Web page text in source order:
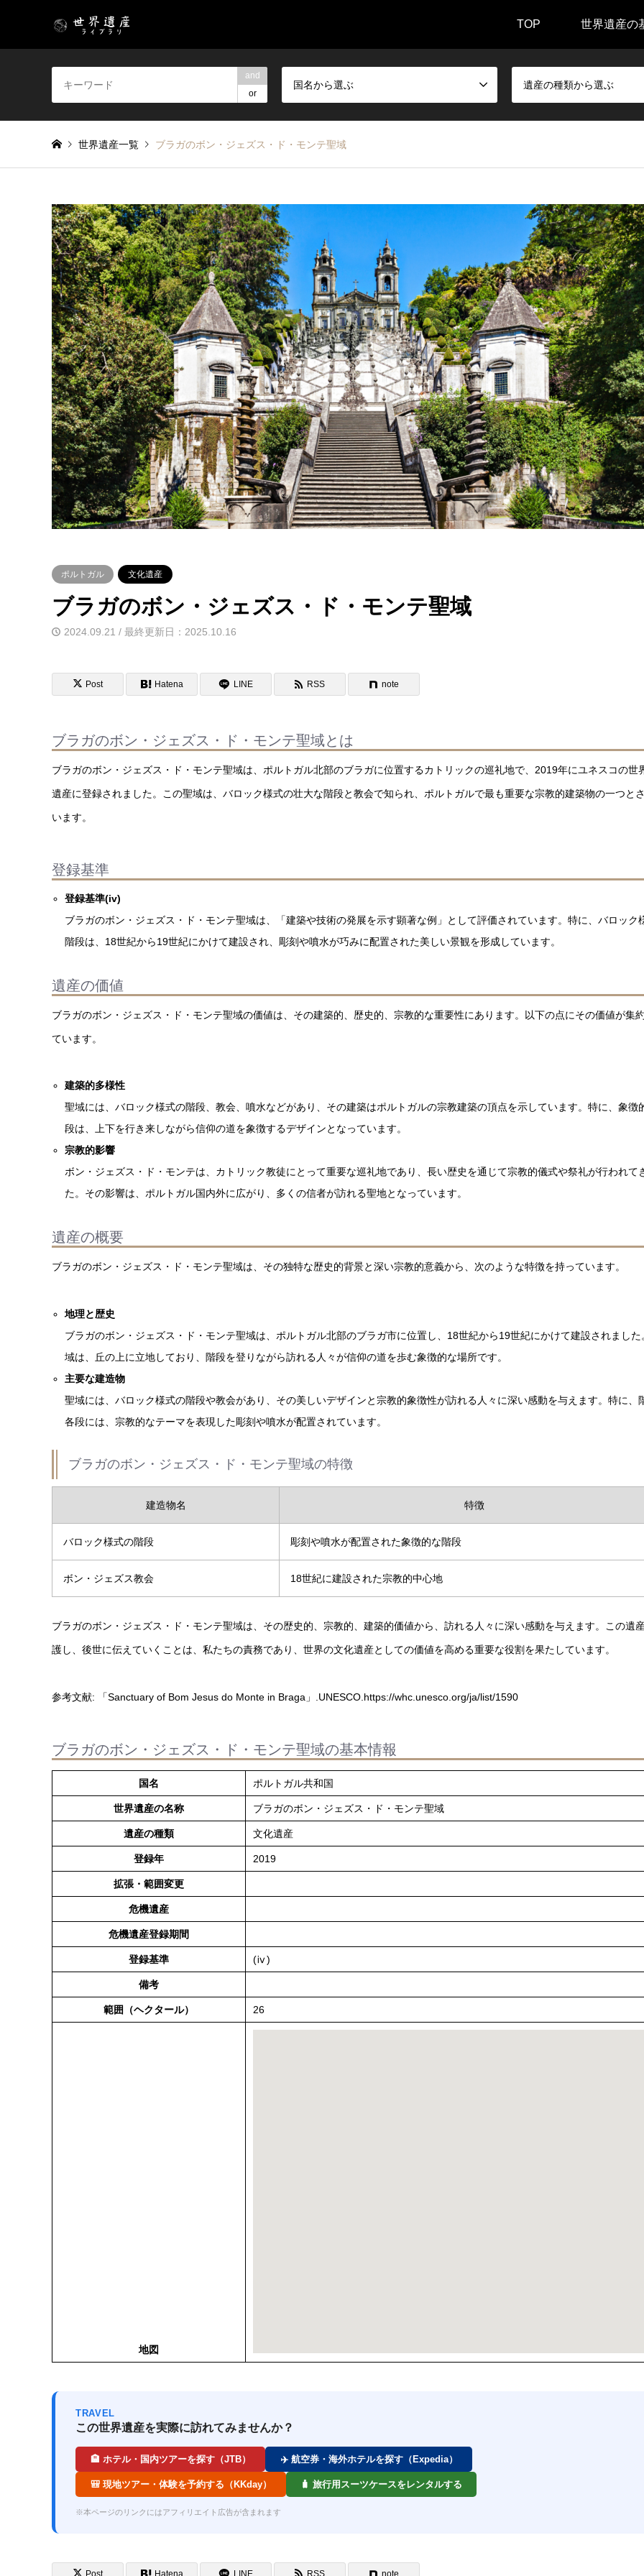
TOP 世界遺産の
and
or
国名から選ぶ 遺産の種類から選ぶ
世界遺産一覧 ブラガのボン・ジェズス・ド・モンテ聖域
ポルトガル 文化遺産
ブラガのボン・ジェズス・ド・モンテ聖域
2024.09.21 / 最終更新日：2025.10.16
Post Hatena LINE RSS note
ブラガのボン・ジェズス・ド・モンテ聖域とは
ブラガのボン・ジェズス・ド・モンテ聖域は、ポルトガル北部のブラガに位置するカトリックの巡礼地で、2019年にユネスコの世
遺産に登録されました。この聖域は、バロック様式の壮大な階段と教会で知られ、ポルトガルで最も重要な宗教的建築物の一つと
います。
登録基準
登録基準(iv)
ブラガのボン・ジェズス・ド・モンテ聖域は、「建築や技術の発展を示す顕著な例」として評価されています。特に、バロック
階段は、18世紀から19世紀にかけて建設され、彫刻や噴水が巧みに配置された美しい景観を形成しています。
遺産の価値
ブラガのボン・ジェズス・ド・モンテ聖域の価値は、その建築的、歴史的、宗教的な重要性にあります。以下の点にその価値が集
ています。
建築的多様性
聖域には、バロック様式の階段、教会、噴水などがあり、その建築はポルトガルの宗教建築の頂点を示しています。特に、象徴
段は、上下を行き来しながら信仰の道を象徴するデザインとなっています。
宗教的影響
ボン・ジェズス・ド・モンテは、カトリック教徒にとって重要な巡礼地であり、長い歴史を通じて宗教的儀式や祭礼が行われて
た。その影響は、ポルトガル国内外に広がり、多くの信者が訪れる聖地となっています。
遺産の概要
ブラガのボン・ジェズス・ド・モンテ聖域は、その独特な歴史的背景と深い宗教的意義から、次のような特徴を持っています。
地理と歴史
ブラガのボン・ジェズス・ド・モンテ聖域は、ポルトガル北部のブラガ市に位置し、18世紀から19世紀にかけて建設されました
域は、丘の上に立地しており、階段を登りながら訪れる人々が信仰の道を歩む象徴的な場所です。
主要な建造物
聖域には、バロック様式の階段や教会があり、その美しいデザインと宗教的象徴性が訪れる人々に深い感動を与えます。特に、
各段には、宗教的なテーマを表現した彫刻や噴水が配置されています。
ブラガのボン・ジェズス・ド・モンテ聖域の特徴
建造物名 特徴
バロック様式の階段 彫刻や噴水が配置された象徴的な階段
ボン・ジェズス教会 18世紀に建設された宗教的中心地
ブラガのボン・ジェズス・ド・モンテ聖域は、その歴史的、宗教的、建築的価値から、訪れる人々に深い感動を与えます。この遺
護し、後世に伝えていくことは、私たちの責務であり、世界の文化遺産としての価値を高める重要な役割を果たしています。
参考文献: 「Sanctuary of Bom Jesus do Monte in Braga」.UNESCO.https://whc.unesco.org/ja/list/1590
ブラガのボン・ジェズス・ド・モンテ聖域の基本情報
国名 ポルトガル共和国
世界遺産の名称 ブラガのボン・ジェズス・ド・モンテ聖域
遺産の種類 文化遺産
登録年 2019
拡張・範囲変更
危機遺産
危機遺産登録期間
登録基準 (ⅳ)
備考
範囲（ヘクタール） 26
地図
TRAVEL
この世界遺産を実際に訪れてみませんか？
🏨 ホテル・国内ツアーを探す（JTB） ✈️ 航空券・海外ホテルを探す（Expedia）
🎒 現地ツアー・体験を予約する（KKday） 🧳 旅行用スーツケースをレンタルする
※本ページのリンクにはアフィリエイト広告が含まれます
Post Hatena LINE RSS note